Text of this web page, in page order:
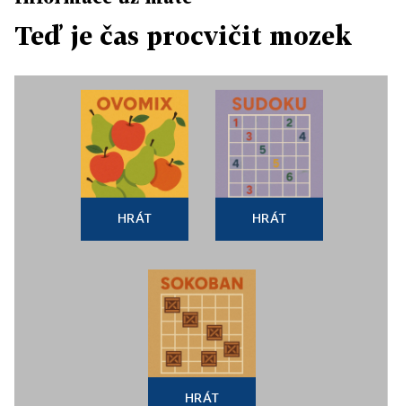
Teď je čas procvičit mozek
HRÁT HRÁT
HRÁT